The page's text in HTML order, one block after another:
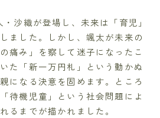
沙織が登場し、未来は「育児」
ました。しかし、颯太が未来の
痛み」を察して迷子になったこ
た「新一万円札」という動かぬ
になる決意を固めます。ところ
待機児童」という社会問題によ
るまでが描かれました。